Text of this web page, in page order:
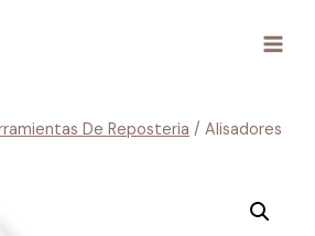
De Reposteria / Alisadores